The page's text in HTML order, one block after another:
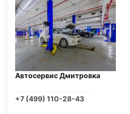
Автосервис Дмитровка
+7 (499) 110-28-43